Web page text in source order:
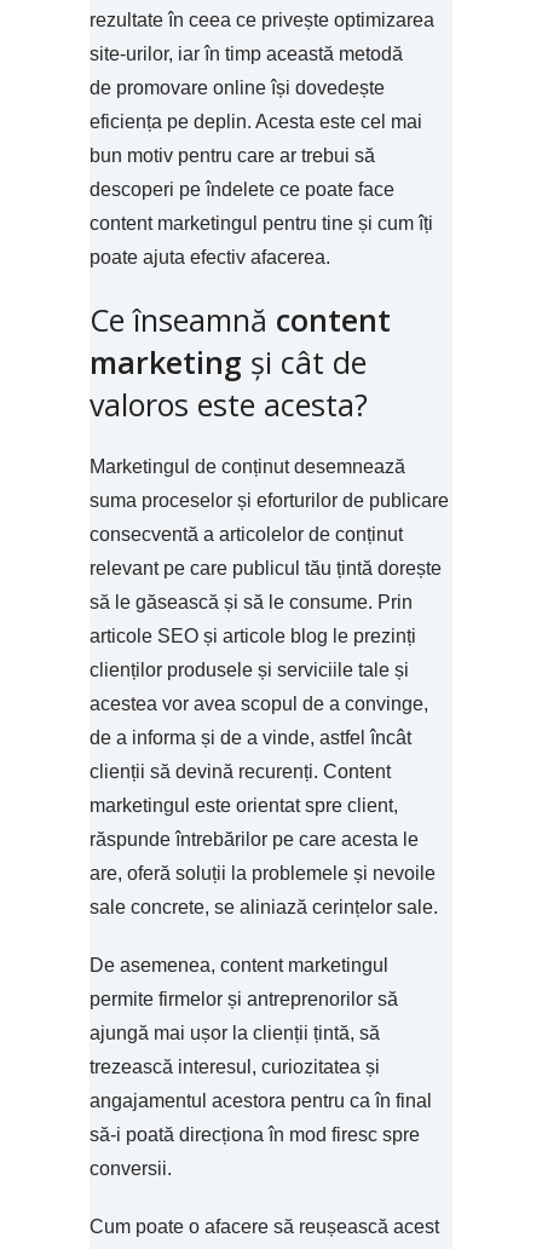
rezultate în ceea ce privește optimizarea
site-urilor, iar în timp această metodă
de promovare online își dovedește
eficiența pe deplin. Acesta este cel mai
bun motiv pentru care ar trebui să
descoperi pe îndelete ce poate face
content marketingul pentru tine și cum îți
poate ajuta efectiv afacerea.
Ce înseamnă content
marketing și cât de
valoros este acesta?
Marketingul de conținut desemnează
suma proceselor și eforturilor de publicare
consecventă a articolelor de conținut
relevant pe care publicul tău țintă dorește
să le găsească și să le consume. Prin
articole SEO și articole blog le prezinți
clienților produsele și serviciile tale și
acestea vor avea scopul de a convinge,
de a informa și de a vinde, astfel încât
clienții să devină recurenți. Content
marketingul este orientat spre client,
răspunde întrebărilor pe care acesta le
are, oferă soluții la problemele și nevoile
sale concrete, se aliniază cerințelor sale.
De asemenea, content marketingul
permite firmelor și antreprenorilor să
ajungă mai ușor la clienții țintă, să
trezească interesul, curiozitatea și
angajamentul acestora pentru ca în final
să-i poată direcționa în mod firesc spre
conversii.
Cum poate o afacere să reușească acest